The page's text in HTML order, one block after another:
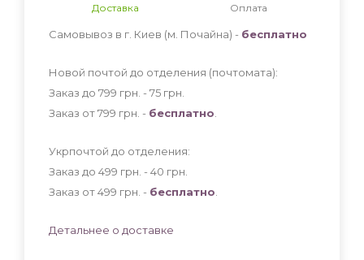
Доставка
Оплата
Самовывоз в г. Киев (м. Почайна) - бесплатно
Новой почтой до отделения (почтомата):
Заказ до 799 грн. - 75 грн
Заказ от 799 грн. - бесплатно
Укрпочтой до отделения:
Заказ до 499 грн. - 40 грн
Заказ от 499 грн. - бесплатно
Детальнее о доставке